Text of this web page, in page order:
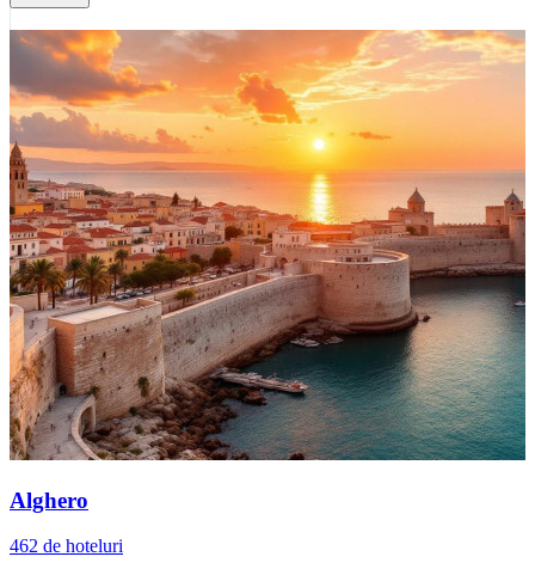
Alghero
462 de hoteluri